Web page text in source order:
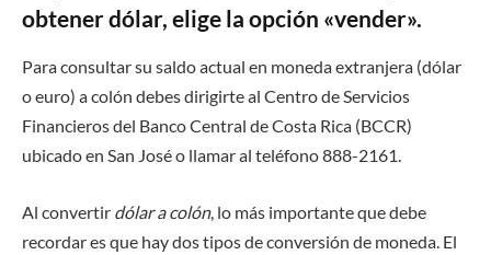
obtener dólar, elige la opción «vender».
Para consultar su saldo actual en moneda extranjera (dólar
o euro) a colón debes dirigirte al Centro de Servicios
Financieros del Banco Central de Costa Rica (BCCR)
ubicado en San José o llamar al teléfono 888-2161.
Al convertir dólar a colón, lo más importante que debe
recordar es que hay dos tipos de conversión de moneda. El